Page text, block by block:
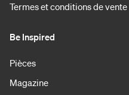
Termes et conditions de vente
Be Inspired
Pièces
Magazine